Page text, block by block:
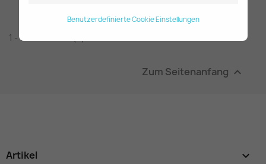
Benutzerdefinierte Cookie Einstellungen
1 - 1 von 1 Artikel(n)
Zum Seitenanfang 
Artikel 